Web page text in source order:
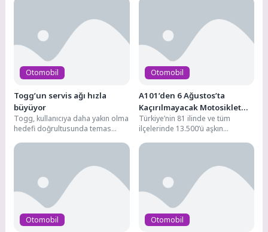
Otomobil
Togg’un servis ağı hızla
büyüyor
Togg, kullanıcıya daha yakın olma
hedefi doğrultusunda temas
Yıl sonuna kadar...
Otomobil
A101’den 6 Ağustos’ta
Kaçırılmayacak Motosiklet
Fırsatı
Türkiye’nin 81 ilinde ve tüm
ilçelerinde 13.500’ü aşkın
1.200’den fazla tedarikçisiyle
Otomobil Otomobil